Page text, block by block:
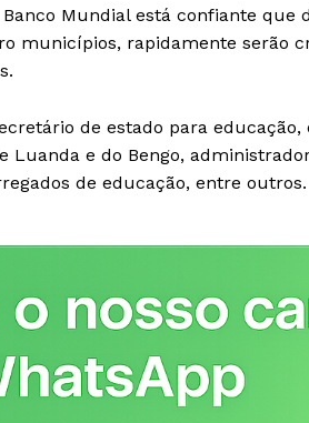
Revista Outside
- Seja Leitor Gold
Plus -
Mundial está confiante
municípios, rapidamente serão
de estado para
Luanda e do Bengo,
de educação, entre outros.